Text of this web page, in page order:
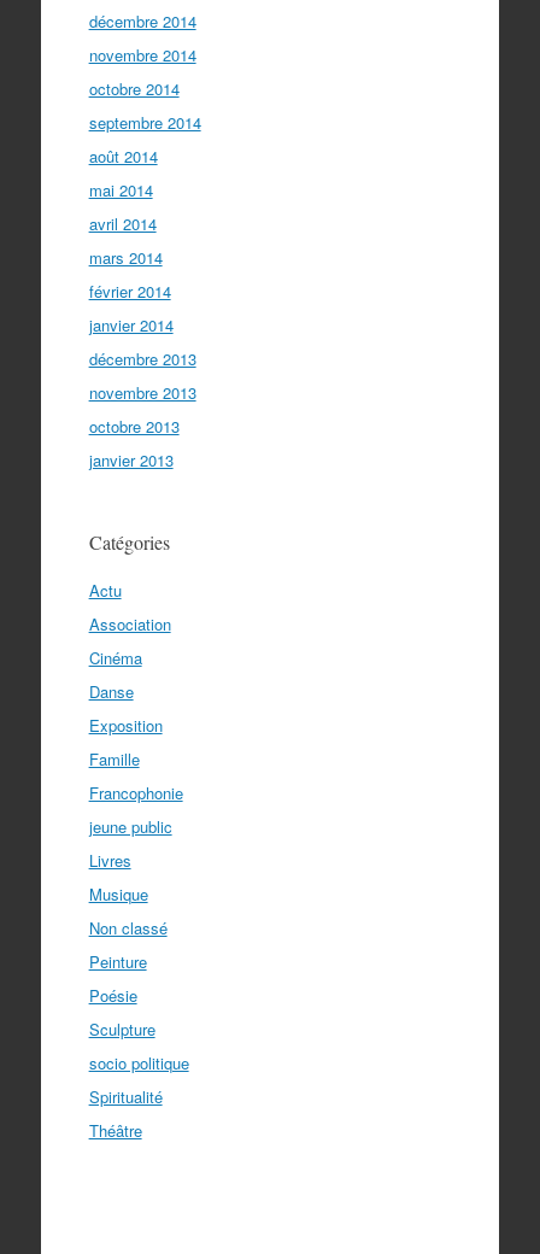
décembre 2014
novembre 2014
octobre 2014
septembre 2014
août 2014
mai 2014
avril 2014
mars 2014
février 2014
janvier 2014
décembre 2013
novembre 2013
octobre 2013
janvier 2013
Catégories
Actu
Association
Cinéma
Danse
Exposition
Famille
Francophonie
jeune public
Livres
Musique
Non classé
Peinture
Poésie
Sculpture
socio politique
Spiritualité
Théâtre